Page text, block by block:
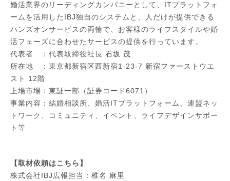
婚活業界のリーディングカンパニーとして、ITプラットフォ
ームを活用したIBJ独自のシステムと、人だけが提供できる
ハンズオンサービスの両輪で、お客様のライフスタイルや婚
活フェーズに合わせたサービスの提供を行っています。
代表者 ：代表取締役社長 石坂 茂
所在地 ：東京都新宿区西新宿1-23-7 新宿ファーストウエ
スト 12階
上場市場：東証一部（証券コード6071）
事業内容：結婚相談所、婚活ITプラットフォーム、連盟ネッ
トワーク、コミュニティ、イベント、ライフデザインサポー
ト等
【取材依頼はこちら】
株式会社IBJ広報担当：椎名 麻里